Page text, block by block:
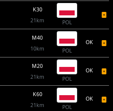
K30
21km
POL
M40
10km
POL
OK
M20
21km
POL
OK
K60
21km
POL
OK